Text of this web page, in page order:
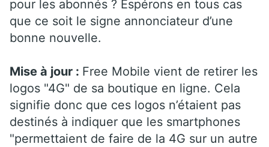
pour les abonnés ? Espérons en tous cas
que ce soit le signe annonciateur d’une
bonne nouvelle.
Mise à jour : Free Mobile vient de retirer les
logos "4G" de sa boutique en ligne. Cela
signifie donc que ces logos n’étaient pas
destinés à indiquer que les smartphones
"permettaient de faire de la 4G sur un autre